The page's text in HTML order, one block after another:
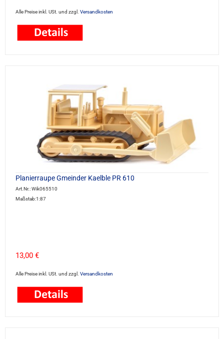
Alle Preise inkl. USt. und zzgl. Versandkosten
Planierraupe Gmeinder Kaelble PR 610
Art.Nr.: Wik065510
Maßstab:1:87
13,00 €
Alle Preise inkl. USt. und zzgl. Versandkosten